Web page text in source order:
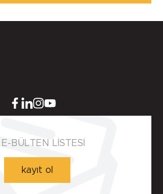
BÜLTEN LİSTESİ
kayıt ol